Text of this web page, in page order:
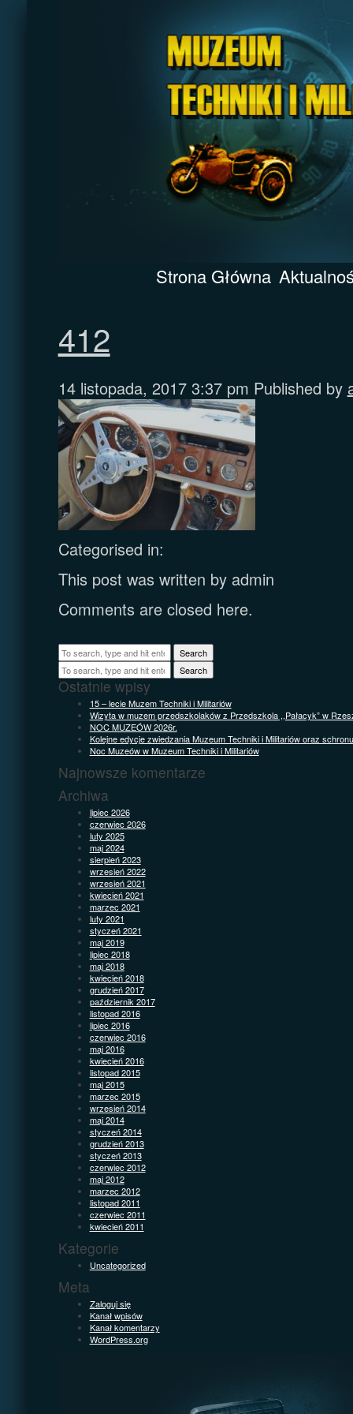
Strona Główna
412
14 listopada, 2017 3:37 pm Published by
Categorised in:
This post was written by admin
Comments are closed here.
Search
Search
Ostatnie wpisy
15 – lecie Muzem Techniki i Militariów
Wizyta w muzem przedszkolaków z Przedszkola ,,Pałacyk” w
NOC MUZEÓW 2026r.
Kolejne edycje zwiedzania Muzeum Techniki i Militariów oraz
Noc Muzeów w Muzeum Techniki i Militariów
Najnowsze komentarze
Archiwa
lipiec 2026
czerwiec 2026
luty 2025
maj 2024
sierpień 2023
wrzesień 2022
wrzesień 2021
kwiecień 2021
marzec 2021
luty 2021
styczeń 2021
maj 2019
lipiec 2018
maj 2018
kwiecień 2018
grudzień 2017
październik 2017
listopad 2016
lipiec 2016
czerwiec 2016
maj 2016
kwiecień 2016
listopad 2015
maj 2015
marzec 2015
wrzesień 2014
maj 2014
styczeń 2014
grudzień 2013
styczeń 2013
czerwiec 2012
maj 2012
marzec 2012
listopad 2011
czerwiec 2011
kwiecień 2011
Kategorie
Uncategorized
Meta
Zaloguj się
Kanał wpisów
Kanał komentarzy
WordPress.org